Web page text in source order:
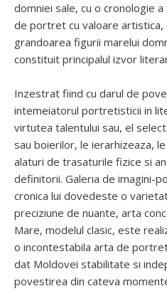
domniei sale, cu o cronologie
de portret cu valoare artistica,
grandoarea figurii marelui
constituit principalul izvor
Inzestrat fiind cu darul de
intemeiatorul portretisticii in
virtutea talentului sau, el
sau boierilor, le ierarhizeaza,
alaturi de trasaturile fizice si
definitorii. Galeria de imagini-
cronica lui dovedeste o
preciziune de nuante, arta
Mare, modelul clasic, este
o incontestabila arta de
dat Moldovei stabilitate si
povestirea din cateva